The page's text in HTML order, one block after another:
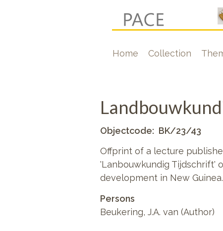
Home Collection
Objectcode
BK/23/43
Offprint of a lecture
'Lanbouwkundig Tijdschrift'
development in New Guinea.
Persons
Beukering, J.A. van (Author)